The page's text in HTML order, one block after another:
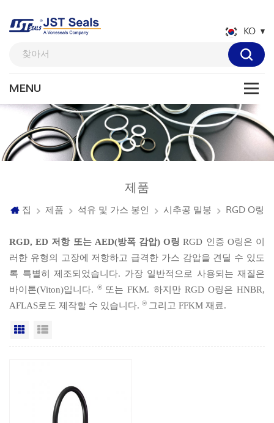
KO
제품
집 제품 석유 및 가스 봉인 시추공 밀봉 RGD O링
RGD, ED 저항 또는 AED(방폭 감압) O링RGD 인증 O링은 이
러한 유형의 고장에 저항하고 급격한 가스 감압을 견딜 수 있도
록 특별히 제조되었습니다. 가장 일반적으로 사용되는 재질은
바이톤(Viton)입니다.® 또는 FKM. 하지만 RGD O링은 HNBR,
AFLAS로도 제작할 수 있습니다. ® 그리고 FFKM 재료.
격자보기